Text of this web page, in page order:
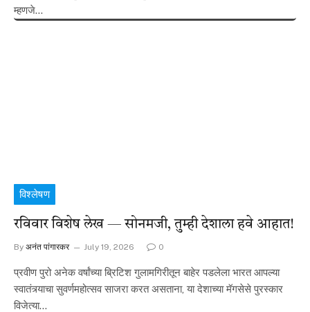
म्हणजे…
विश्लेषण
रविवार विशेष लेख — सोनमजी, तुम्ही देशाला हवे आहात!
By अनंत पांगारकर July 19, 2026 0
प्रवीण पुरो अनेक वर्षांच्या ब्रिटिश गुलामगिरीतून बाहेर पडलेला भारत आपल्या
स्वातंत्र्याचा सुवर्णमहोत्सव साजरा करत असताना, या देशाच्या मॅगसेसे पुरस्कार
विजेत्या…